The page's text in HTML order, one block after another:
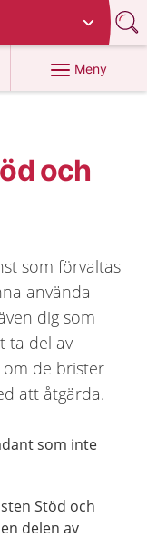
Meny
och
som förvaltas
använda
dig som
ta del av
de brister
att åtgärda.
som inte
Stöd och
delen av